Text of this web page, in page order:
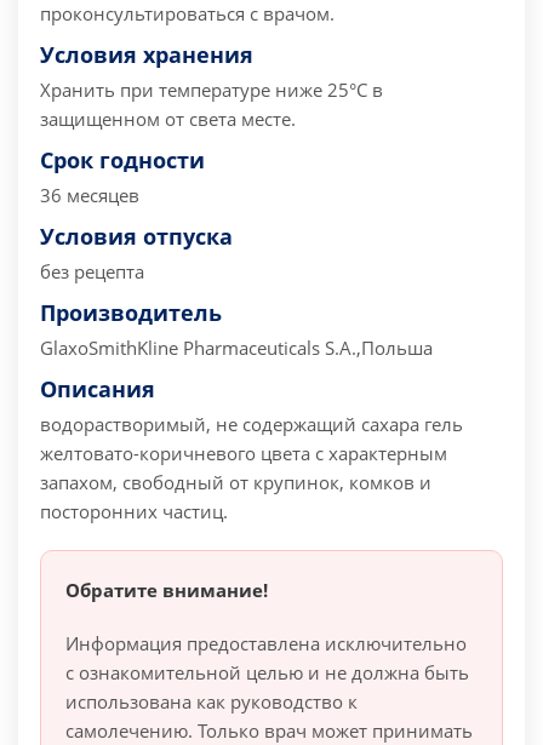
проконсультироваться с врачом.
Условия хранения
Хранить при температуре ниже 25°С в
защищенном от света месте.
Срок годности
36 месяцев
Условия отпуска
без рецепта
Производитель
GlaxoSmithKline Pharmaceuticals S.A.,Польша
Описания
водорастворимый, не содержащий сахара гель
желтовато-коричневого цвета с характерным
запахом, свободный от крупинок, комков и
посторонних частиц.
Обратите внимание!
Информация предоставлена исключительно
с ознакомительной целью и не должна быть
использована как руководство к
самолечению. Только врач может принимать